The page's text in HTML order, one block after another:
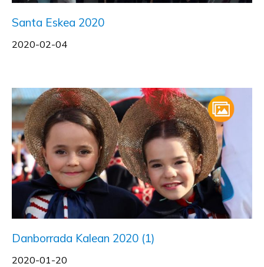
Santa Eskea 2020
2020-02-04
Danborrada Kalean 2020 (1)
2020-01-20